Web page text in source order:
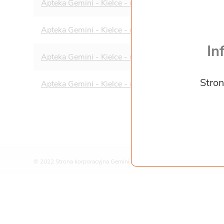
Apteka Gemini - Kielce - ul. Piekoszowska 39
Apteka Gemini - Kielce - os. Barwinek 26
Apteka Gemini - Kielce - ul. Artwińskiego 6
Apteka Gemini - Kielce - ul. Zagórska 18a
© 2022 Strona korporacyjna Gemini Polska